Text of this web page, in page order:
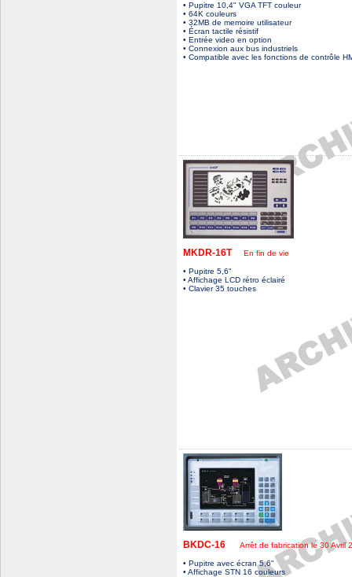
• Pupitre 10,4" VGA TFT couleur
• 64K couleurs
• 32MB de memoire utilisateur
• Écran tactile résistif
• Entrée video en option
• Connexion aux bus industriels
• Compatible avec les fonctions de contrôle
MKDR-16T En fin de vie
• Pupitre 5,6"
• Affichage LCD rétro éclairé
• Clavier 35 touches
BKDC-16 Arrêt de fabrication le 30 Avril
• Pupitre avec écran 5,6"
• Affichage STN 16 couleurs